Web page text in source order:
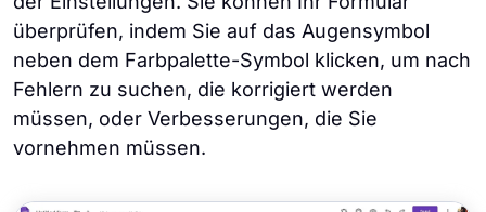
überprüfen, indem Sie auf das Augensymbol
neben dem Farbpalette-Symbol klicken, um nach
Fehlern zu suchen, die korrigiert werden
müssen, oder Verbesserungen, die Sie
vornehmen müssen.